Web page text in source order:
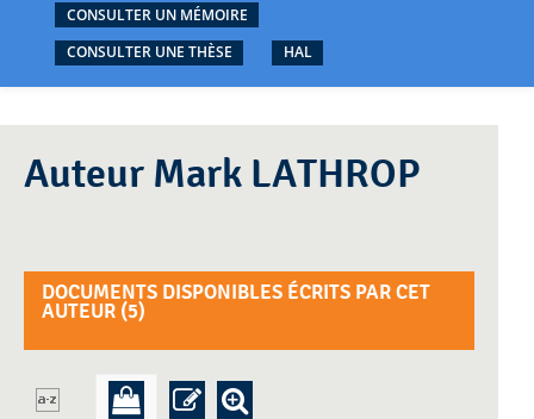
CONSULTER UN MÉMOIRE
CONSULTER UNE THÈSE
HAL
Auteur Mark LATHROP
DOCUMENTS DISPONIBLES ÉCRITS PAR CET
AUTEUR (5)